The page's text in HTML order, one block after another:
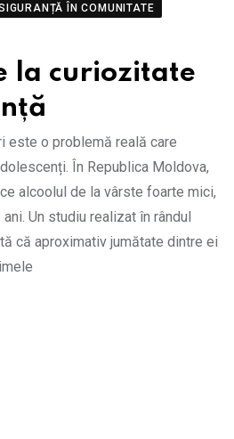
ÎN COMUNITATE
la curiozitate
este o problemă reală care
În Republica Moldova,
alcoolul de la vârste foarte mici,
Un studiu realizat în rândul
că aproximativ jumătate dintre ei